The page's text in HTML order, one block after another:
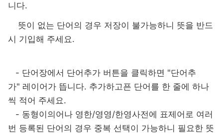
니다.
뜻이 없는 단어의 경우 저장이 불가능하니 뜻을 반드
시 기입해 주세요.
- 단어장에서 단어추가 버튼을 클릭하면 "단어추
가" 레이어가 뜹니다. 추가하고픈 단어를 한 줄에 하나
씩 적어 주세요.
- 동형이의어나 영한/영영/한영사전에 표제어로 여러
번 등록된 단어의 경우 중복 선택이 가능하니 필요한 뜻